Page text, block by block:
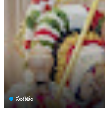
సంగీతం